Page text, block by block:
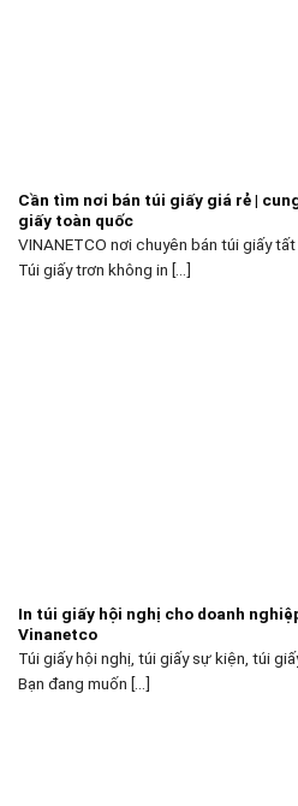
Cần tìm nơi bán túi giấy giá rẻ |
giấy toàn quốc
VINANETCO nơi chuyên bán túi giấy
Túi giấy trơn không in [...]
In túi giấy hội nghị cho doanh
Vinanetco
Túi giấy hội nghị, túi giấy sự kiện, túi
Bạn đang muốn [...]